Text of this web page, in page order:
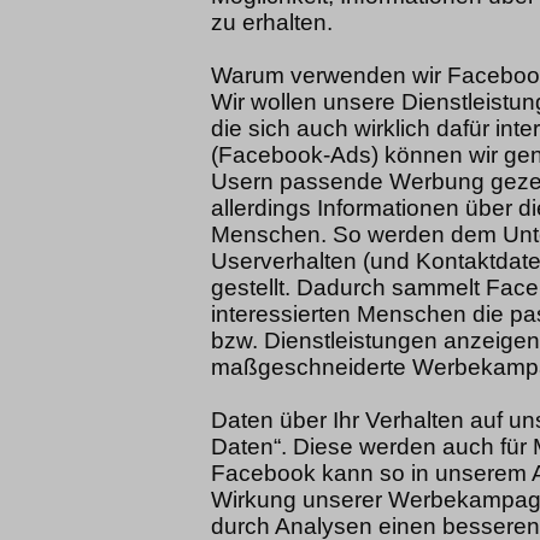
zu erhalten.
Warum verwenden wir
Wir wollen unsere
die sich auch wirklich dafür
(Facebook-Ads) können wir
Usern passende Werbung
allerdings Informationen über
Menschen. So werden dem
Userverhalten (und
gestellt. Dadurch sammelt
interessierten Menschen die
bzw. Dienstleistungen
maßgeschneiderte
Daten über Ihr Verhalten auf
Daten“. Diese werden auch
Facebook kann so in unserem
Wirkung unserer
durch Analysen einen